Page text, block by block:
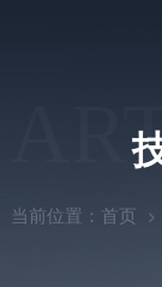
当前位置： 首页